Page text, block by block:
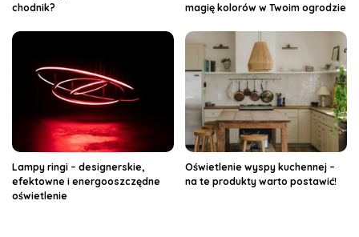
chodnik?
magię kolorów w Twoim ogrodzie
Lampy ringi – designerskie,
efektowne i energooszczędne
oświetlenie
Oświetlenie wyspy kuchennej –
na te produkty warto postawić!